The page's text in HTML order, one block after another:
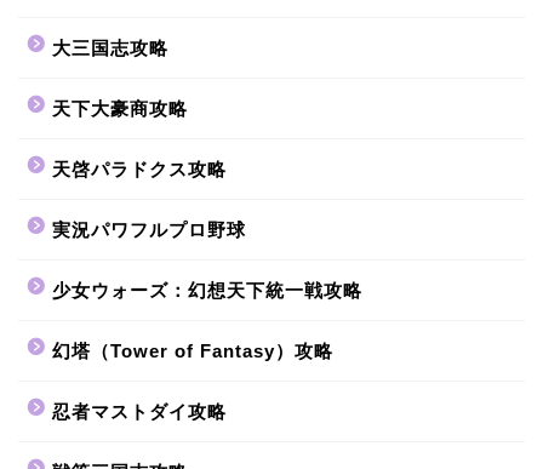
大三国志攻略
天下大豪商攻略
天啓パラドクス攻略
実況パワフルプロ野球
少女ウォーズ：幻想天下統一戦攻略
幻塔（Tower of Fantasy）攻略
忍者マストダイ攻略